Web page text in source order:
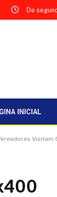
De
INICIAL
Visitam